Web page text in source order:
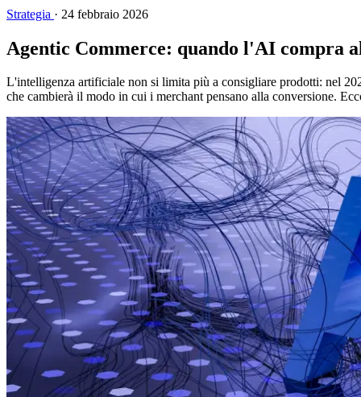
Strategia · 24 febbraio 2026
Agentic Commerce: quando l'AI compra
L'intelligenza artificiale non si limita più a consigliare prodotti: nel
che cambierà il modo in cui i merchant pensano alla conversione.